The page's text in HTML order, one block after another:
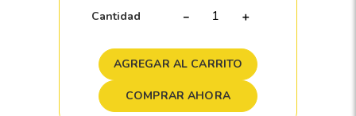
Cantidad ＋
－
AGREGAR AL CARRITO
COMPRAR AHORA